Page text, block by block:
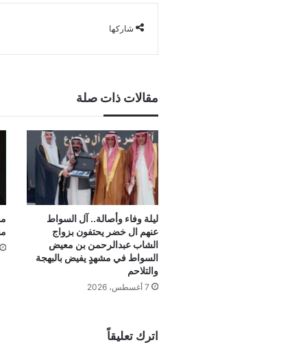
شاركها
مقالات ذات صلة
ليلة وفاء وأصالة.. آل السواط
عنهم ال خضر يحتفون بزواج
الشاب عبدالرحمن بن معيض
السواط في مشهدٍ يفيض بالبهجة
والتلاحم
7 أغسطس، 2026
اترك تعليقاً